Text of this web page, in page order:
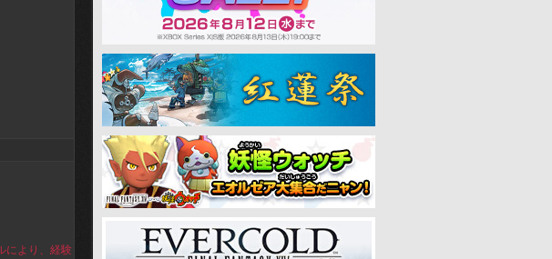
により、経験